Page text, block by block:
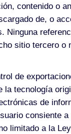
contenido o
de, o
Ninguna
sitio tercero o
de
la tecnología
de
consiente
limitado a la